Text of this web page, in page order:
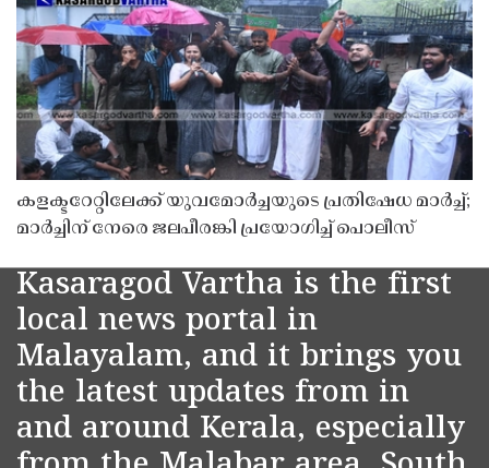
കളക്ടറേറ്റിലേക്ക് യുവമോർച്ചയുടെ പ്രതിഷേധ മാർച്ച്;
മാർച്ചിന് നേരെ ജലപീരങ്കി പ്രയോഗിച്ച് പൊലീസ്
Kasaragod Vartha is the first
local news portal in
Malayalam, and it brings you
the latest updates from in
and around Kerala, especially